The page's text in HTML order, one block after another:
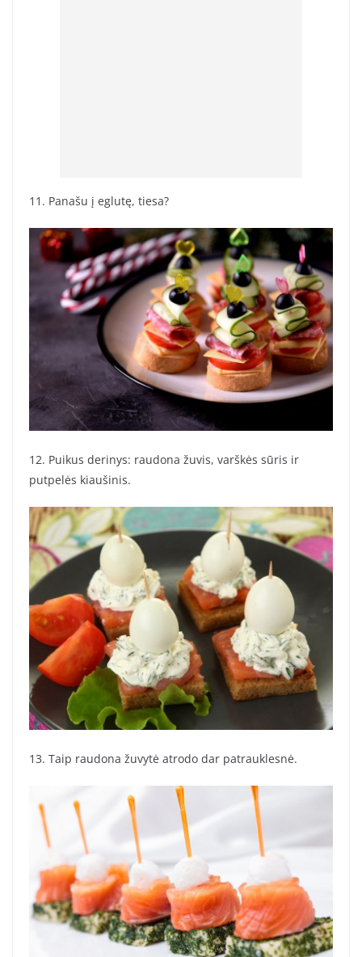
11. Panašu į eglutę, tiesa?
12. Puikus derinys: raudona žuvis, varškės sūris ir
putpelės kiaušinis.
13. Taip raudona žuvytė atrodo dar patrauklesnė.